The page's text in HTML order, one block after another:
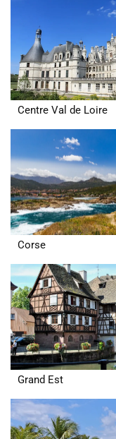
Centre Val de Loire
Corse
Grand Est